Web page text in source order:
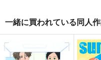
一緒に買われている同人